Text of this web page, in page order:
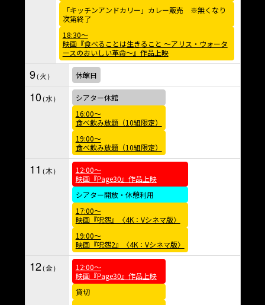
「キッチンアンドカリー」カレー販売 ※無くなり
次第終了
18:30～
映画『食べることは生きること ～アリス・ウォータ
ースのおいしい革命～』作品上映
9 休館日
10
シアター休館
16:00～
食べ飲み放題（10組限定）
19:00～
食べ飲み放題（10組限定）
11
12:00～
映画『Page30』作品上映
シアター開放・休憩利用
17:00～
映画『呪怨』〈4K：Vシネマ版〉
19:00～
映画『呪怨2』〈4K：Vシネマ版〉
12
12:00～
映画『Page30』作品上映
貸切